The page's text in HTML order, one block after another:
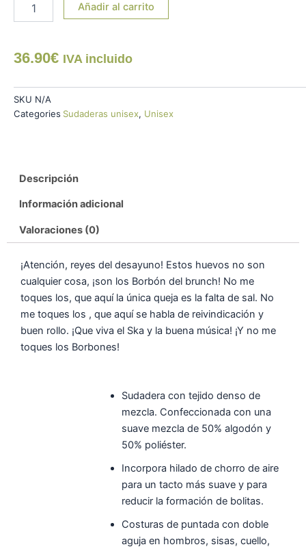
Añadir al carrito
36.90€ IVA incluido
SKU N/A
Categories Sudaderas unisex, Unisex
Descripción
Información adicional
Valoraciones (0)
¡Atención, reyes del desayuno! Estos huevos no son
cualquier cosa, ¡son los Borbón del brunch! No me
toques los, que aquí la única queja es la falta de sal. No
me toques los , que aquí se habla de reivindicación y
buen rollo. ¡Que viva el Ska y la buena música! ¡Y no me
toques los Borbones!
Sudadera con tejido denso de
mezcla. Confeccionada con una
suave mezcla de 50% algodón y
50% poliéster.
Incorpora hilado de chorro de aire
para un tacto más suave y para
reducir la formación de bolitas.
Costuras de puntada con doble
aguja en hombros, sisas, cuello,